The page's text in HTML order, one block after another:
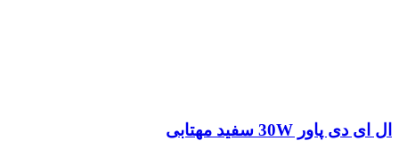
ال ای دی پاور 30W سفید مهتابی